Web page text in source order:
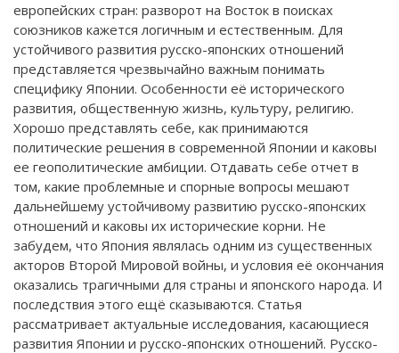
европейских стран: разворот на Восток в поисках
союзников кажется логичным и естественным. Для
устойчивого развития русско-японских отношений
представляется чрезвычайно важным понимать
специфику Японии. Особенности её исторического
развития, общественную жизнь, культуру, религию.
Хорошо представлять себе, как принимаются
политические решения в современной Японии и каковы
ее геополитические амбиции. Отдавать себе отчет в
том, какие проблемные и спорные вопросы мешают
дальнейшему устойчивому развитию русско-японских
отношений и каковы их исторические корни. Не
забудем, что Япония являлась одним из существенных
акторов Второй Мировой войны, и условия её окончания
оказались трагичными для страны и японского народа. И
последствия этого ещё сказываются. Статья
рассматривает актуальные исследования, касающиеся
развития Японии и русско-японских отношений. Русско-